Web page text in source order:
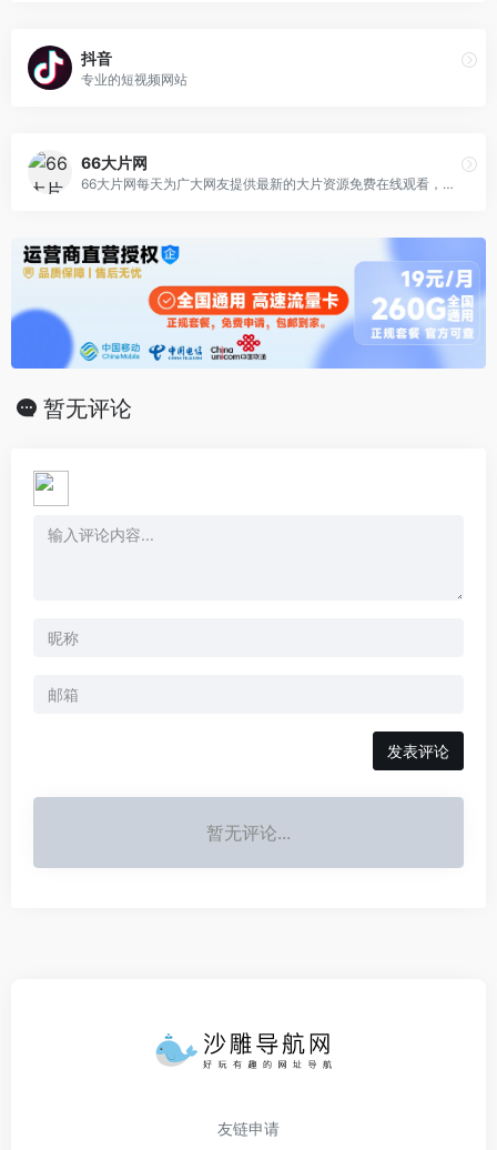
抖音
专业的短视频网站
66大片网
66大片网每天为广大网友提供最新的大片资源免费在线观看，每天换不同资源，每天看不同大片。
暂无评论
发表评论
暂无评论...
友链申请